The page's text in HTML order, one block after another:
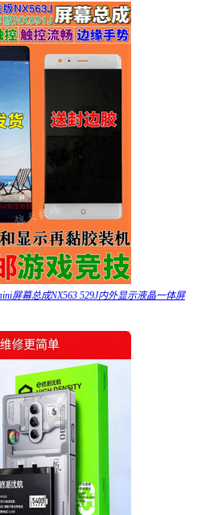
屏幕总成NX563 529J内外显示液晶一体屏